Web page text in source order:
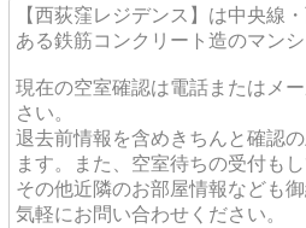
【西荻窪レジデンス】は中央線
ある鉄筋コンクリート造のマンシ
現在の空室確認は電話またはメ
さい。
退去前情報を含めきちんと確認
ます。また、空室待ちの受付もし
その他近隣のお部屋情報なども
気軽にお問い合わせください。